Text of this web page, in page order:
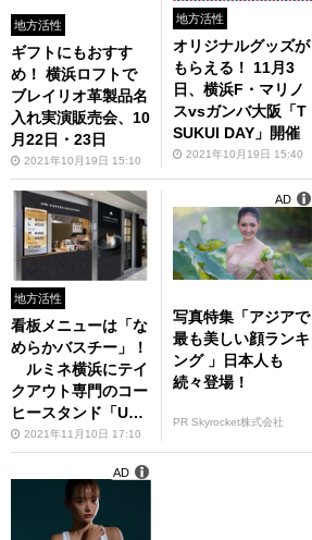
地方活性
ギフトにもおすす
め！ 横浜ロフトで
ブレイリオ革製品名
入れ実演販売会、10
月22日・23日
2021年10月19日 15:10
地方活性
オリジナルグッズが
もらえる！ 11月3
日、横浜F・マリノ
スvsガンバ大阪「T
SUKUI DAY」開催
2021年10月19日 15:40
地方活性
看板メニューは「な
めらかバスチー」！
ルミネ横浜にテイ
クアウト専門のコー
ヒースタンド「UNI
COFFEE ROASTER
Y ルミネ横浜」がオ
ープン
2021年11月10日 17:10
写真特集「アジアで
最も美しい顔ランキ
ング 」日本人も
続々登場！
PR Skyrocket株式会社
AD
AD